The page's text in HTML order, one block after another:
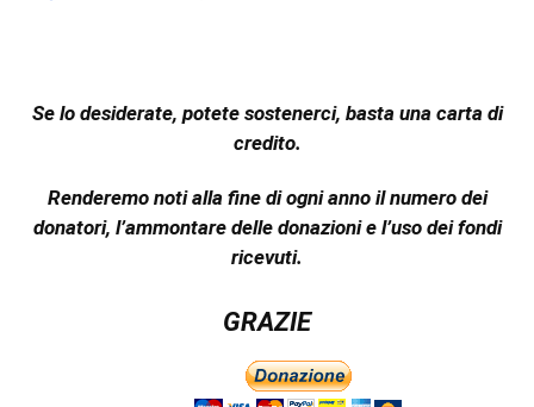
Se lo desiderate, potete sostenerci, basta una carta di
credito.
Renderemo noti alla fine di ogni anno il numero dei
donatori, l’ammontare delle donazioni e l’uso dei fondi
ricevuti.
GRAZIE